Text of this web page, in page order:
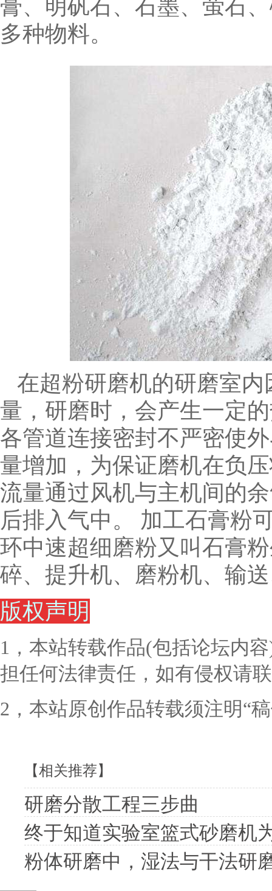
膏、明矾石、石墨、萤石
多种物料。
在超粉研磨机的研磨室
量，研磨时，会产生一定
各管道连接密封不严密使
量增加，为保证磨机在负
流量通过风机与主机间的
后排入气中。 加工石膏粉
环中速超细磨粉又叫石膏
碎、提升机、磨粉机、输
版权声明
1，本站转载作品(包括论坛内
担任何法律责任，如有侵权请
2，本站原创作品转载须注明“
【相关推荐】
研磨分散工程三步曲
终于知道实验室篮式砂磨机
粉体研磨中，湿法与干法研